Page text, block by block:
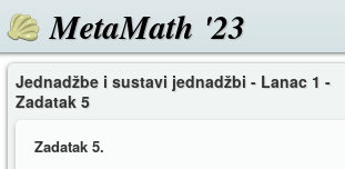
MetaMath '23
Jednadžbe i sustavi jednadžbi - Lanac 1 -
Zadatak 5
Zadatak 5.